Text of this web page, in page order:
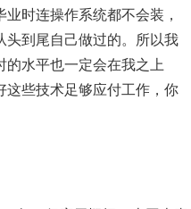
时连操作系统都不会装，
到尾自己做过的。所以我
水平也一定会在我之上
些技术足够应付工作，你